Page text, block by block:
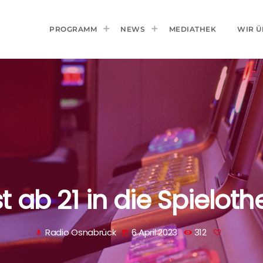
PROGRAMM NEWS MEDIATHEK WIR
ab 21 in die
mic Radio Osnabrück today 6 April 2023 312